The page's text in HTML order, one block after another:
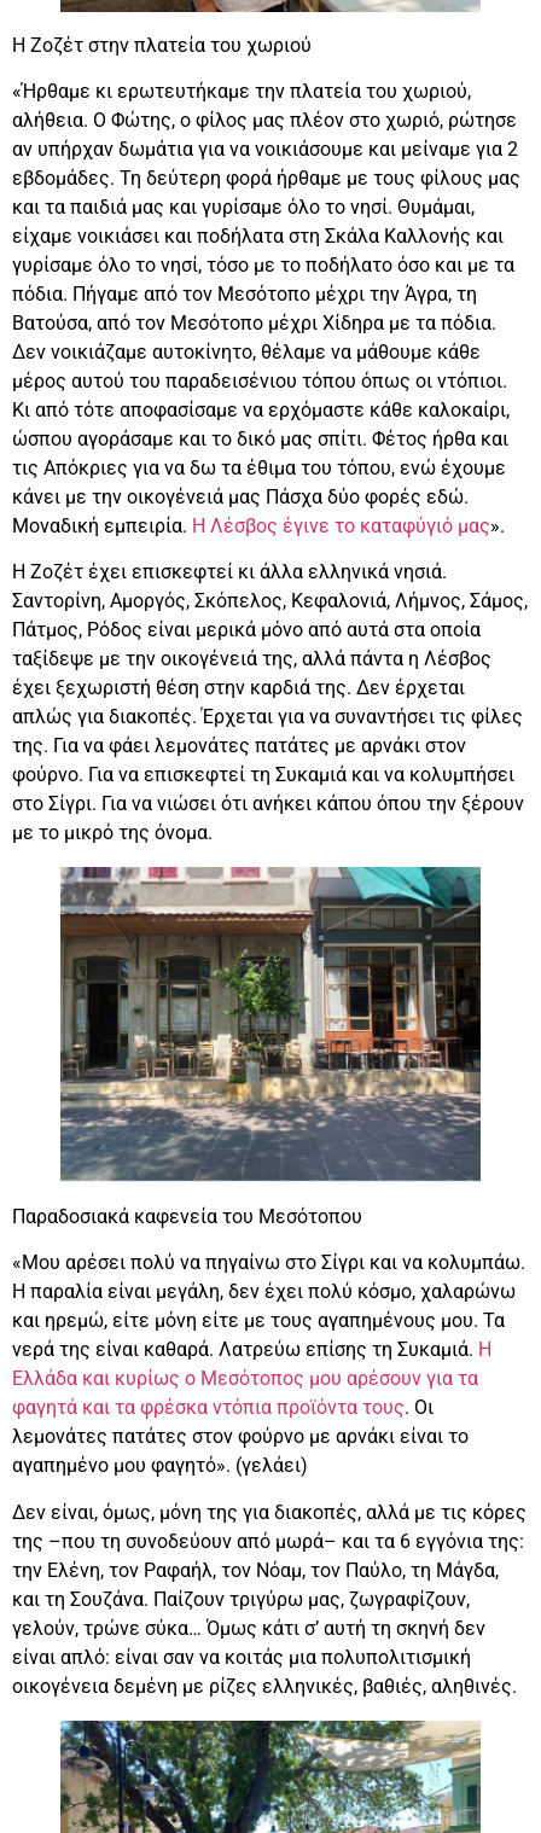
Η Ζοζέτ στην πλατεία του χωριού
«Ήρθαμε κι ερωτευτήκαμε την πλατεία του χωριού,
αλήθεια. Ο Φώτης, ο φίλος μας πλέον στο χωριό, ρώτησε
αν υπήρχαν δωμάτια για να νοικιάσουμε και μείναμε για 2
εβδομάδες. Τη δεύτερη φορά ήρθαμε με τους φίλους μας
και τα παιδιά μας και γυρίσαμε όλο το νησί. Θυμάμαι,
είχαμε νοικιάσει και ποδήλατα στη Σκάλα Καλλονής και
γυρίσαμε όλο το νησί, τόσο με το ποδήλατο όσο και με τα
πόδια. Πήγαμε από τον Μεσότοπο μέχρι την Άγρα, τη
Βατούσα, από τον Μεσότοπο μέχρι Χίδηρα με τα πόδια.
Δεν νοικιάζαμε αυτοκίνητο, θέλαμε να μάθουμε κάθε
μέρος αυτού του παραδεισένιου τόπου όπως οι ντόπιοι.
Κι από τότε αποφασίσαμε να ερχόμαστε κάθε καλοκαίρι,
ώσπου αγοράσαμε και το δικό μας σπίτι. Φέτος ήρθα και
τις Απόκριες για να δω τα έθιμα του τόπου, ενώ έχουμε
κάνει με την οικογένειά μας Πάσχα δύο φορές εδώ.
Μοναδική εμπειρία. Η Λέσβος έγινε το καταφύγιό μας».
Η Ζοζέτ έχει επισκεφτεί κι άλλα ελληνικά νησιά.
Σαντορίνη, Αμοργός, Σκόπελος, Κεφαλονιά, Λήμνος, Σάμος,
Πάτμος, Ρόδος είναι μερικά μόνο από αυτά στα οποία
ταξίδεψε με την οικογένειά της, αλλά πάντα η Λέσβος
έχει ξεχωριστή θέση στην καρδιά της. Δεν έρχεται
απλώς για διακοπές. Έρχεται για να συναντήσει τις φίλες
της. Για να φάει λεμονάτες πατάτες με αρνάκι στον
φούρνο. Για να επισκεφτεί τη Συκαμιά και να κολυμπήσει
στο Σίγρι. Για να νιώσει ότι ανήκει κάπου όπου την ξέρουν
με το μικρό της όνομα.
Παραδοσιακά καφενεία του Μεσότοπου
«Μου αρέσει πολύ να πηγαίνω στο Σίγρι και να κολυμπάω.
Η παραλία είναι μεγάλη, δεν έχει πολύ κόσμο, χαλαρώνω
και ηρεμώ, είτε μόνη είτε με τους αγαπημένους μου. Τα
νερά της είναι καθαρά. Λατρεύω επίσης τη Συκαμιά. Η
Ελλάδα και κυρίως ο Μεσότοπος μου αρέσουν για τα
φαγητά και τα φρέσκα ντόπια προϊόντα τους. Οι
λεμονάτες πατάτες στον φούρνο με αρνάκι είναι το
αγαπημένο μου φαγητό». (γελάει)
Δεν είναι, όμως, μόνη της για διακοπές, αλλά με τις κόρες
της –που τη συνοδεύουν από μωρά– και τα 6 εγγόνια της:
την Ελένη, τον Ραφαήλ, τον Νόαμ, τον Παύλο, τη Μάγδα,
και τη Σουζάνα. Παίζουν τριγύρω μας, ζωγραφίζουν,
γελούν, τρώνε σύκα… Όμως κάτι σ’ αυτή τη σκηνή δεν
είναι απλό: είναι σαν να κοιτάς μια πολυπολιτισμική
οικογένεια δεμένη με ρίζες ελληνικές, βαθιές, αληθινές.